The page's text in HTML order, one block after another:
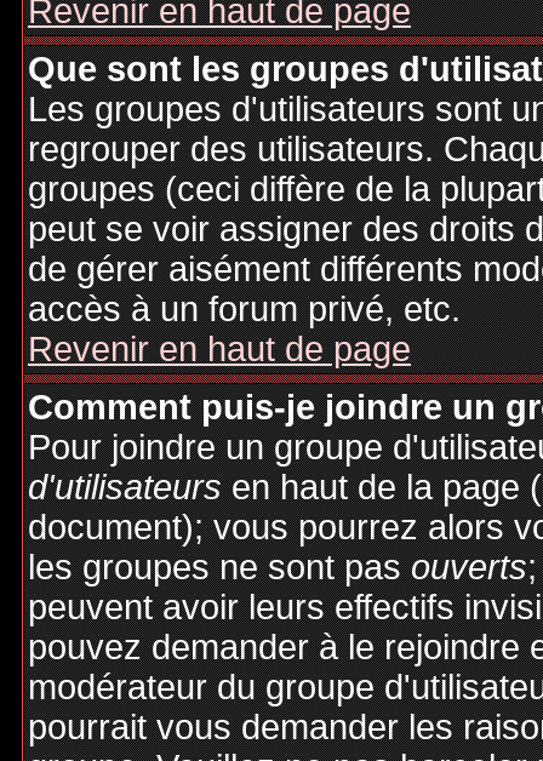
Revenir en haut de page
Que sont les groupes
Les groupes d'utilisateurs sont
regrouper des utilisateurs.
groupes (ceci diffère de la
peut se voir assigner des droits
de gérer aisément différents
accès à un forum privé, etc.
Revenir en haut de page
Comment puis-je joindre un
Pour joindre un groupe
d'utilisateursen haut de la page
document); vous pourrez alors
les groupes ne sont pasouverts
peuvent avoir leurs effectifs
pouvez demander à le rejoindre
modérateur du groupe
pourrait vous demander les